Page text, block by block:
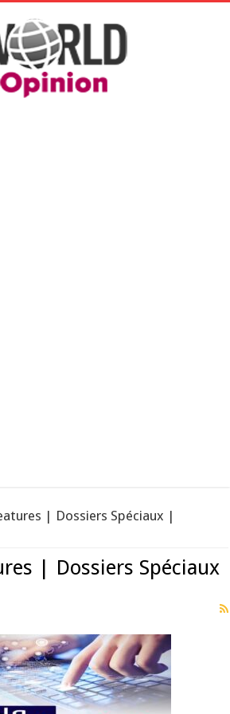
| Dossiers Spéciaux |
| Dossiers Spéciaux